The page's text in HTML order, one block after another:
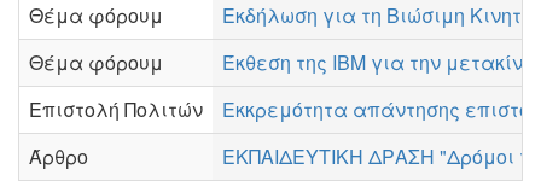
Θέμα φόρουμ
Εκδήλωση για τη Βιώσιμη
Θέμα φόρουμ
Έκθεση της IBM για την
Επιστολή Πολιτών
Εκκρεμότητα απάντησης
Άρθρο
ΕΚΠΑΙΔΕΥΤΙΚΗ ΔΡΑΣΗ "Δρόμοι